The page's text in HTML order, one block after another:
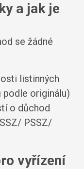
a jak je
se žádné
listinných
originálu)
o důchod
PSSZ/
vyřízení